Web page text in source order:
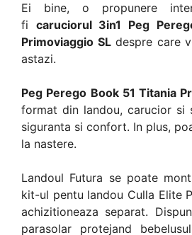
Ei bine, o propunere
fi caruciorul 3in1 Peg
Primoviaggio SL despre care
astazi.
Peg Perego Book 51 Titania
format din landou, carucior si
siguranta si confort. In plus,
la nastere.
Landoul Futura se poate
kit-ul pentu landou Culla Elite
achizitioneaza separat.
parasolar protejand